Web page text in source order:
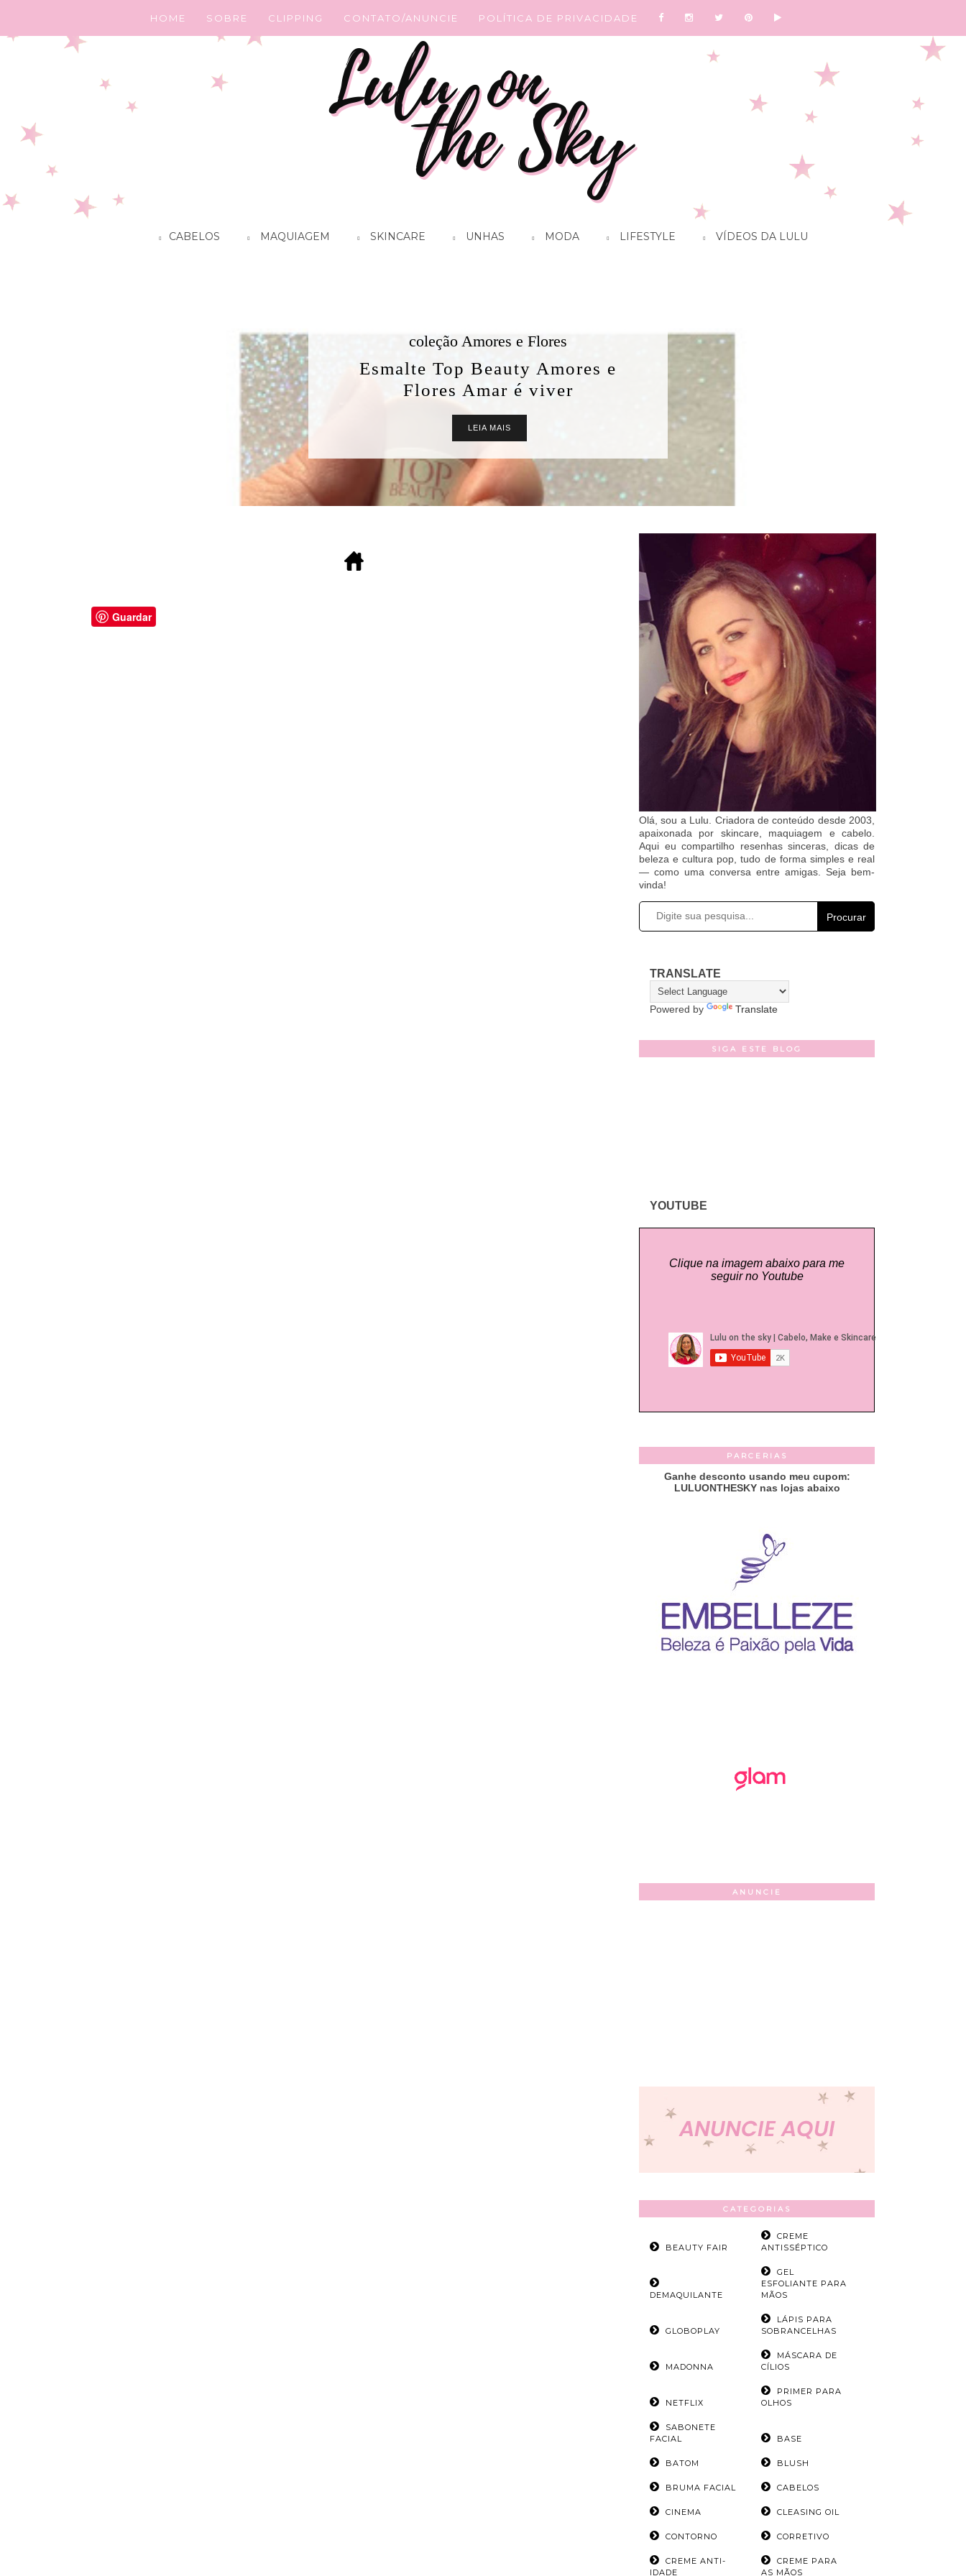
HOME SOBRE CLIPPING CONTATO/ANUNCIE POLÍTICA DE PRIVACIDADE
CABELOS MAQUIAGEM SKINCARE UNHAS MODA LIFESTYLE VÍDEOS DA LULU
coleção Amores e Flores
Esmalte Top Beauty Amores e
Flores Amar é viver
LEIA MAIS
Guardar
Olá, sou a Lulu. Criadora de conteúdo desde 2003,
apaixonada por skincare, maquiagem e cabelo.
Aqui eu compartilho resenhas sinceras, dicas de
beleza e cultura pop, tudo de forma simples e real
— como uma conversa entre amigas. Seja bem-
vinda!
Procurar
TRANSLATE
Powered by Translate
SIGA ESTE BLOG
YOUTUBE
Clique na imagem abaixo para me
seguir no Youtube
PARCERIAS
Ganhe desconto usando meu cupom:
LULUONTHESKY nas lojas abaixo
ANUNCIE
CATEGORIAS
BEAUTY FAIR
CREME
ANTISSÉPTICO
DEMAQUILANTE
GEL
ESFOLIANTE PARA
MÃOS
GLOBOPLAY
LÁPIS PARA
SOBRANCELHAS
MADONNA
MÁSCARA DE
CÍLIOS
NETFLIX
PRIMER PARA
OLHOS
SABONETE
FACIAL
BASE
BATOM BLUSH
BRUMA FACIAL CABELOS
CINEMA CLEASING OIL
CONTORNO CORRETIVO
CREME ANTI-
IDADE
CREME PARA
AS MÃOS